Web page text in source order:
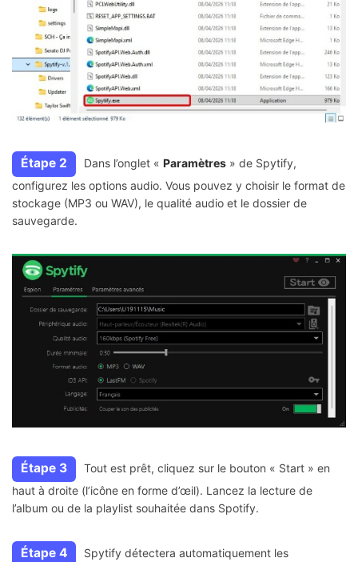
Étape 2 Dans l’onglet « Paramètres » de Spytify,
configurez les options audio. Vous pouvez y choisir le format de
stockage (MP3 ou WAV), le qualité audio et le dossier de
sauvegarde.
Étape 3
Tout est prêt, cliquez sur le bouton « Start » en
haut à droite (l’icône en forme d’œil). Lancez la lecture de
l’album ou de la playlist souhaitée dans Spotify.
Étape 4
Spytify détectera automatiquement les